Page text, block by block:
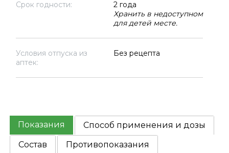
Срок годности:
2 года
Хранить в недоступном
для детей месте.
Условия отпуска из
аптек:
Без рецепта
Показания
Способ применения и дозы
Состав
Противопоказания